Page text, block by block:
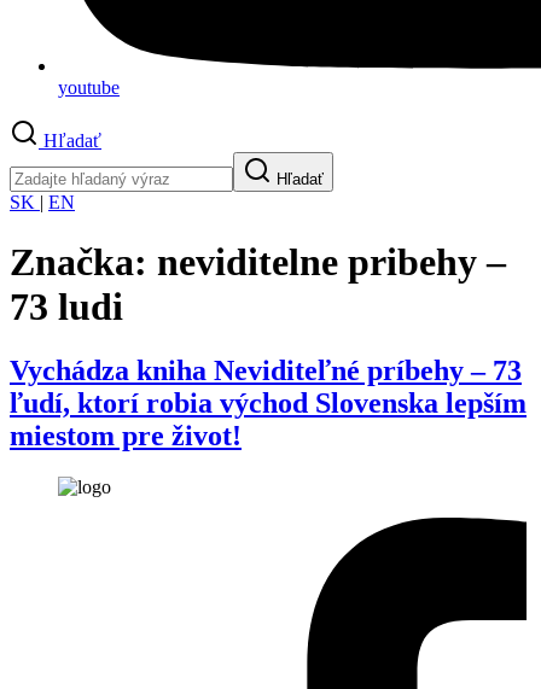
youtube
Hľadať
Hľadať
SK | EN
Značka: neviditelne pribehy –
73 ludi
Vychádza kniha Neviditeľné príbehy – 73
ľudí, ktorí robia východ Slovenska lepším
miestom pre život!